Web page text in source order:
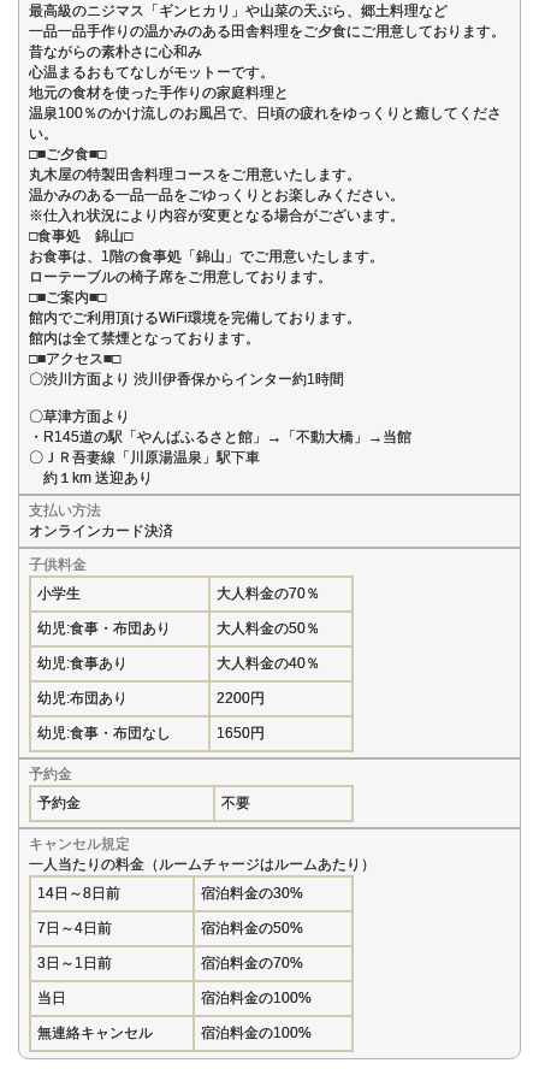
最高級のニジマス「ギンヒカリ」や山菜の天ぷら、郷土料理など
一品一品手作りの温かみのある田舎料理をご夕食にご用意しております。
昔ながらの素朴さに心和み
心温まるおもてなしがモットーです。
地元の食材を使った手作りの家庭料理と
温泉100％のかけ流しのお風呂で、日頃の疲れをゆっくりと癒してくださ
い。
□■ご夕食■□
丸木屋の特製田舎料理コースをご用意いたします。
温かみのある一品一品をごゆっくりとお楽しみください。
※仕入れ状況により内容が変更となる場合がございます。
□食事処 錦山□
お食事は、1階の食事処「錦山」でご用意いたします。
ローテーブルの椅子席をご用意しております。
□■ご案内■□
館内でご利用頂けるWiFi環境を完備しております。
館内は全て禁煙となっております。
□■アクセス■□
〇渋川方面より 渋川伊香保からインター約1時間
〇草津方面より
・R145道の駅「やんばふるさと館」→「不動大橋」→当館
〇ＪＲ吾妻線「川原湯温泉」駅下車
約１km 送迎あり
支払い方法
オンラインカード決済
子供料金
小学生
大人料金の70％
幼児:食事・布団あり 大人料金の50％
幼児:食事あり 大人料金の40％
幼児:布団あり 2200円
幼児:食事・布団なし 1650円
予約金
予約金
不要
キャンセル規定
一人当たりの料金（ルームチャージはルームあたり）
14日～8日前
宿泊料金の30%
7日～4日前 宿泊料金の50%
3日～1日前 宿泊料金の70%
当日 宿泊料金の100%
無連絡キャンセル 宿泊料金の100%